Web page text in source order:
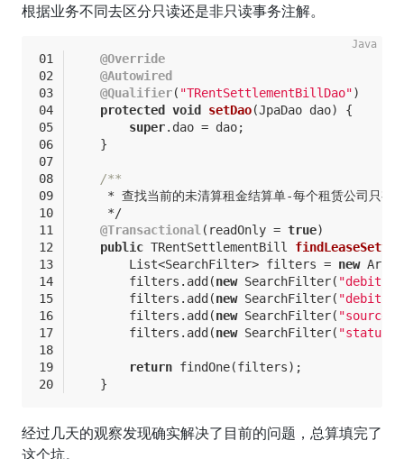
根据业务不同去区分只读还是非只读事务注解。
@Override
@Autowired
@Qualifier( "TRentSettlementBillDao")
protected void setDao(JpaDao dao)
{
super.dao = dao;
    }
/**
* 查找当前的未清算租金结算单-每个租赁公司只有
     */
@Transactional (readOnly = true)
public TRentSettlementBill
        List<SearchFilter> filters =
new
        filters.add(
new SearchFilter(
        filters.add(
new SearchFilter(
        filters.add(
new SearchFilter( "source"
        filters.add(
new SearchFilter( "status"
return findOne(filters);
    }
经过几天的观察发现确实解决了目前的问题，总算填完了
这个坑。